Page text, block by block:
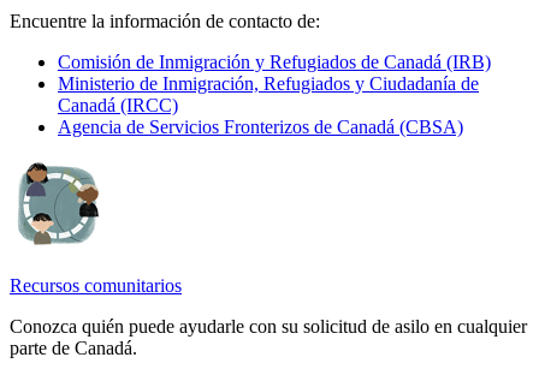
Encuentre la información de contacto de:
Comisión de Inmigración y Refugiados de Canadá (IRB)
Ministerio de Inmigración, Refugiados y Ciudadanía de
Canadá (IRCC)
Agencia de Servicios Fronterizos de Canadá (CBSA)
Recursos comunitarios
Conozca quién puede ayudarle con su solicitud de asilo en cualquier
parte de Canadá.